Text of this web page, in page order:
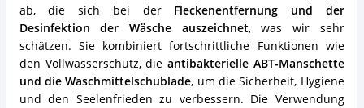
ab, die sich bei der Fleckenentfernung und der
Desinfektion der Wäsche auszeichnet, was wir sehr
schätzen. Sie kombiniert fortschrittliche Funktionen wie
den Vollwasserschutz, dieantibakterielle ABT-Manschette
und die Waschmittelschublade, um die Sicherheit, Hygiene
und den Seelenfrieden zu verbessern. Die Verwendung